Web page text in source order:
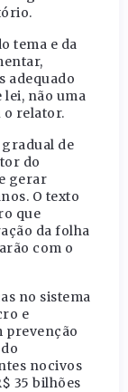
tema e da
adequado
lei, não uma
o relator.
de
do
gerar
O texto
que
da folha
com o
no sistema
e
prevenção
nocivos
35 bilhões